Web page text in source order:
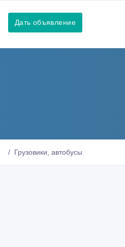
Дать объявление
Грузовики, автобусы